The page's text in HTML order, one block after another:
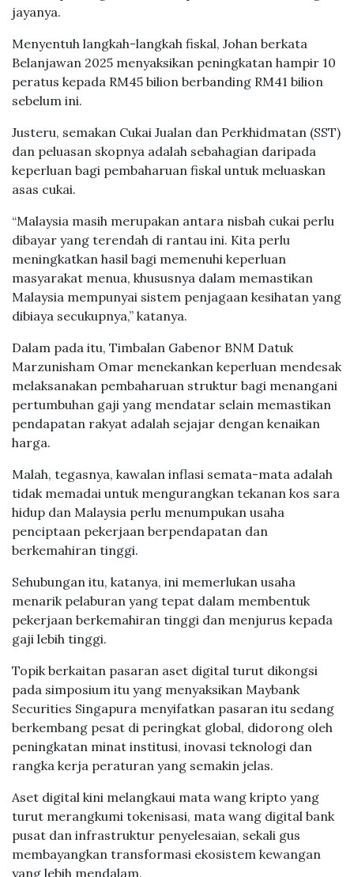
jayanya.
Menyentuh langkah-langkah fiskal, Johan berkata
Belanjawan 2025 menyaksikan peningkatan hampir 10
peratus kepada RM45 bilion berbanding RM41 bilion
sebelum ini.
Justeru, semakan Cukai Jualan dan Perkhidmatan (SST)
dan peluasan skopnya adalah sebahagian daripada
keperluan bagi pembaharuan fiskal untuk meluaskan
asas cukai.
“Malaysia masih merupakan antara nisbah cukai perlu
dibayar yang terendah di rantau ini. Kita perlu
meningkatkan hasil bagi memenuhi keperluan
masyarakat menua, khususnya dalam memastikan
Malaysia mempunyai sistem penjagaan kesihatan yang
dibiaya secukupnya,” katanya.
Dalam pada itu, Timbalan Gabenor BNM Datuk
Marzunisham Omar menekankan keperluan mendesak
melaksanakan pembaharuan struktur bagi menangani
pertumbuhan gaji yang mendatar selain memastikan
pendapatan rakyat adalah sejajar dengan kenaikan
harga.
Malah, tegasnya, kawalan inflasi semata-mata adalah
tidak memadai untuk mengurangkan tekanan kos sara
hidup dan Malaysia perlu menumpukan usaha
penciptaan pekerjaan berpendapatan dan
berkemahiran tinggi.
Sehubungan itu, katanya, ini memerlukan usaha
menarik pelaburan yang tepat dalam membentuk
pekerjaan berkemahiran tinggi dan menjurus kepada
gaji lebih tinggi.
Topik berkaitan pasaran aset digital turut dikongsi
pada simposium itu yang menyaksikan Maybank
Securities Singapura menyifatkan pasaran itu sedang
berkembang pesat di peringkat global, didorong oleh
peningkatan minat institusi, inovasi teknologi dan
rangka kerja peraturan yang semakin jelas.
Aset digital kini melangkaui mata wang kripto yang
turut merangkumi tokenisasi, mata wang digital bank
pusat dan infrastruktur penyelesaian, sekali gus
membayangkan transformasi ekosistem kewangan
yang lebih mendalam.